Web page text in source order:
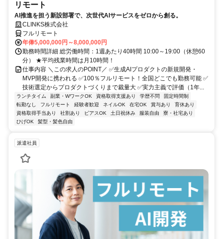
リモート
AI推進を担う新設部署で、次世代AIサービスをゼロから創る。
CLINKS株式会社
フルリモート
年俸5,000,000円～8,000,000円
勤務時間詳細 総労働時間：1週あたり40時間 10:00～19:00（休憩60
分） ★平均残業時間は月10時間！
仕事内容 ＼この求人のPOINT／ ✅生成AIプロダクトの新規開発・
MVP開発に携われる ✅100％フルリモート！全国どこでも勤務可能 ✅
技術選定からプロダクトづくりまで裁量大 ✅実力主義で評価（1年...
ランチタイム 副業・WワークOK 資格取得支援あり 学歴不問
固定時間制
転勤なし
フルリモート 経験者歓迎 ネイルOK 在宅OK 賞与あり
育休あり
資格取得手当あり
社割あり ピアスOK 土日祝休み 服装自由
寮・社宅あり
ひげOK
髪型・髪色自由
派遣社員